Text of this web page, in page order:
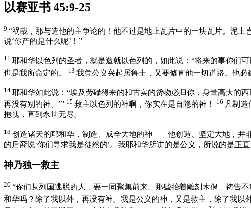
以赛亚书 45:9-25
9 “祸哉，那与造他的主争论的！他不过是地上瓦片中的一块瓦片。泥土
说‘你产的是什么呢’！”
11 耶和华以色列 的圣者，就是造就以色列 的，如此说：“将来的事你们
也是我所命定的。
13 我凭公义兴起居鲁士 ，又要修直他一切道路。他
14 耶和华如此说：“埃及劳碌得来的和古实的货物必归你，身量高大的西
再没有别的神。’” 15 救主 以色列 的神啊，你实在是自隐的神！ 16 凡制造
抱愧，直到永世无尽。
18 创造诸天的耶和华，制造、成全大地的神——他创造、坚定大地，并
的后裔说‘你们寻求我是徒然的’。我耶和华所讲的是公义，所说的是正直
神乃独一救主
20 “你们从列国逃脱的人，要一同聚集前来。那些抬着雕刻木偶，祷告不
和华吗？除了我以外，再没有神。我是公义的神，又是救主，除了我以